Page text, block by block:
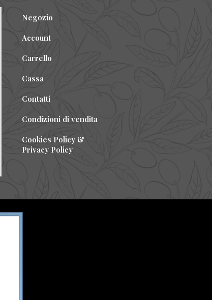
Negozio
Account
Carrello
Cassa
Contatti
Condizioni di vendita
Cookies Policy &
Privacy Policy